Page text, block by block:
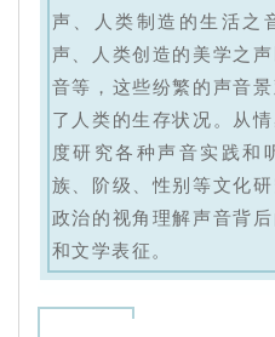
声、人类制造的生活之
声、人类创造的美学之
音等，这些纷繁的声音
了人类的生存状况。从
度研究各种声音实践和
族、阶级、性别等文化
政治的视角理解声音背
和文学表征。